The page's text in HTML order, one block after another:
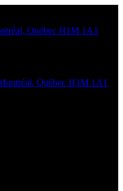
Québec H1M 1A1
Québec H1M 1A1